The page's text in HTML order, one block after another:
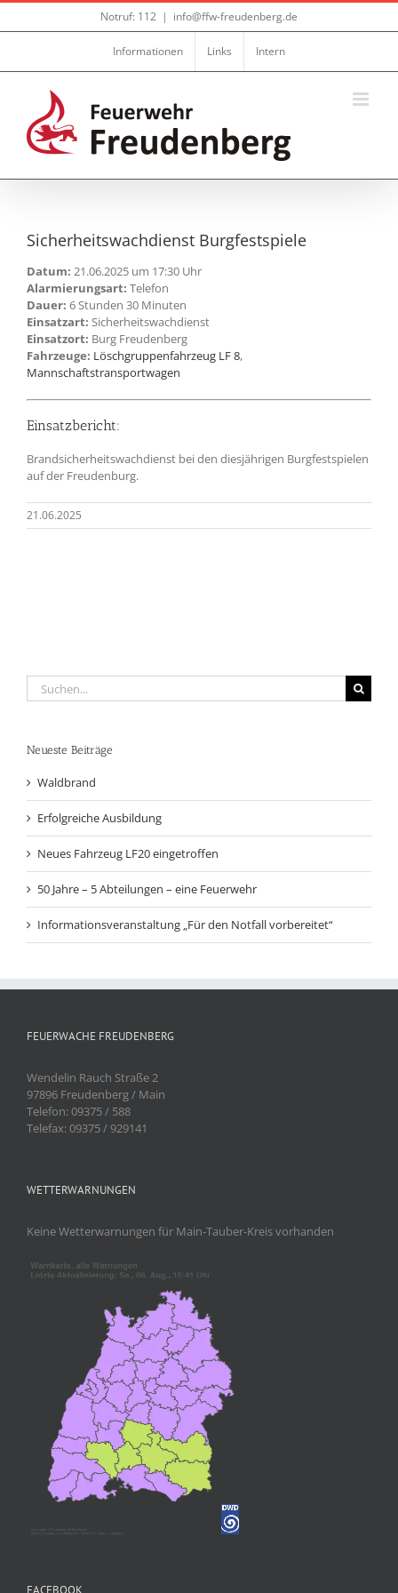
Zum
Notruf: 112 | info@ffw-freudenberg.de
Informationen Links Intern
Sicherheitswachdienst Burgfestspiele
Datum: 21.06.2025 um 17:30 Uhr
Alarmierungsart: Telefon
Dauer: 6 Stunden 30 Minuten
Einsatzart: Sicherheitswachdienst
Einsatzort: Burg Freudenberg
Fahrzeuge: Löschgruppenfahrzeug LF 8,
Mannschaftstransportwagen
Einsatzbericht:
Brandsicherheitswachdienst bei den diesjährigen Burgfestspielen
auf der Freudenburg.
21.06.2025
Suche
nach:
Neueste Beiträge
Waldbrand
Erfolgreiche Ausbildung
Neues Fahrzeug LF20 eingetroffen
50 Jahre – 5 Abteilungen – eine Feuerwehr
Informationsveranstaltung „Für den Notfall vorbereitet“
FEUERWACHE FREUDENBERG
Wendelin Rauch Straße 2
97896 Freudenberg / Main
Telefon: 09375 / 588
Telefax: 09375 / 929141
WETTERWARNUNGEN
Keine Wetterwarnungen für Main-Tauber-Kreis vorhanden
FACEBOOK